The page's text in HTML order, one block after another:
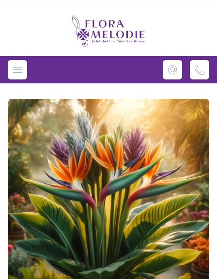
Flora Melodie - Unser Blumenladen im
Navigation öffnen
Images